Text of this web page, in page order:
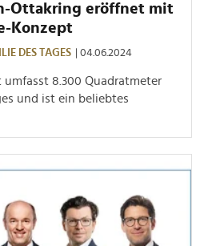
Ottakring eröffnet mit
Konzept
DES TAGES | 04.06.2024
8.300 Quadratmeter
und ist ein beliebtes